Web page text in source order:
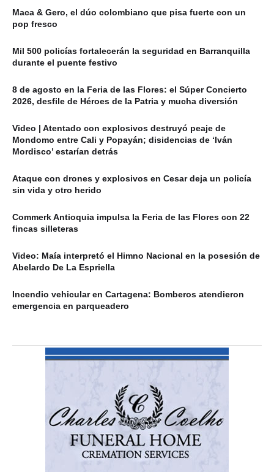
Maca & Gero, el dúo colombiano que pisa fuerte con un
pop fresco
Mil 500 policías fortalecerán la seguridad en Barranquilla
durante el puente festivo
8 de agosto en la Feria de las Flores: el Súper Concierto
2026, desfile de Héroes de la Patria y mucha diversión
Video | Atentado con explosivos destruyó peaje de
Mondomo entre Cali y Popayán; disidencias de ‘Iván
Mordisco’ estarían detrás
Ataque con drones y explosivos en Cesar deja un policía
sin vida y otro herido
Commerk Antioquia impulsa la Feria de las Flores con 22
fincas silleteras
Video: Maía interpretó el Himno Nacional en la posesión de
Abelardo De La Espriella
Incendio vehicular en Cartagena: Bomberos atendieron
emergencia en parqueadero